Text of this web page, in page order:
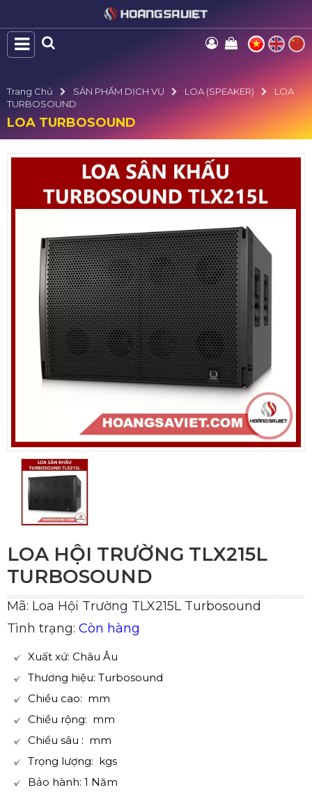
Trang Chủ SẢN PHẨM DỊCH VỤ LOA (SPEAKER)
LOA
TURBOSOUND
LOA TURBOSOUND
LOA HỘI TRƯỜNG TLX215L
TURBOSOUND
Mã: Loa Hội Trường TLX215L Turbosound
Tình trạng: Còn hàng
Xuất xứ: Châu Âu
Thương hiệu: Turbosound
Chiều cao: mm
Chiều rộng: mm
Chiều sâu : mm
Trọng lượng: kgs
Bảo hành: 1 Năm